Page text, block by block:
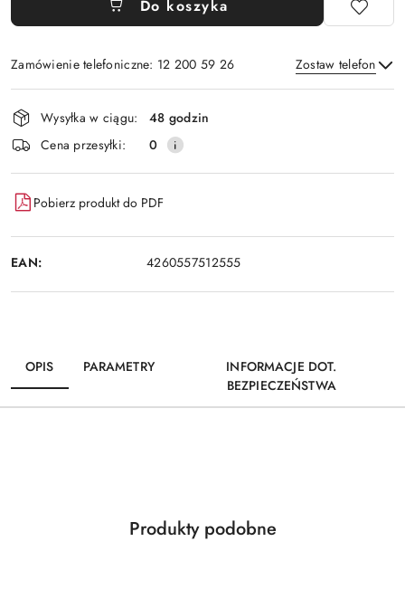
Do koszyka
Zamówienie telefoniczne: 12 200 59 26 Zostaw telefon
Wyślij
Dostępność
i
dostawa
Wysyłka w ciągu:
48 godzin
Cena przesyłki:
0
Pobierz produkt do PDF
EAN: 4260557512555
OPIS PARAMETRY
INFORMACJE DOT.
BEZPIECZEŃSTWA
Pomiń karuzelę produktów
Produkty
Produkty podobne